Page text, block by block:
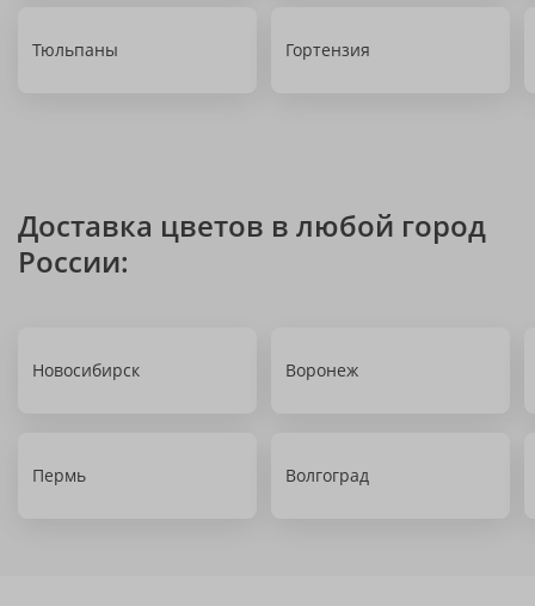
Тюльпаны Гортензия
Доставка цветов в любой город
России:
Новосибирск Воронеж
Пермь Волгоград